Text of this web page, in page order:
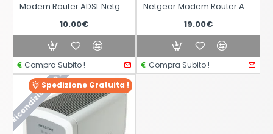
Modem Router ADSL Netgear DG834 v2
10.00€
Compra Subito !
Netgear Modem Router ADSL2+ integrato N300 D1500-100pes
19.00€
Compra Subito !
Ricondizionato !Spedizione Gratuita !